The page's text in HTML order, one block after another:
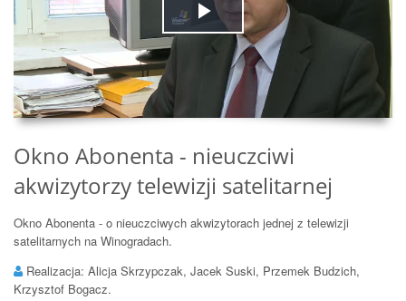
Play
Video
Okno Abonenta - nieuczciwi
akwizytorzy telewizji satelitarnej
Okno Abonenta - o nieuczciwych akwizytorach jednej z telewizji
satelitarnych na Winogradach.
Realizacja: Alicja Skrzypczak, Jacek Suski, Przemek Budzich,
Krzysztof Bogacz.